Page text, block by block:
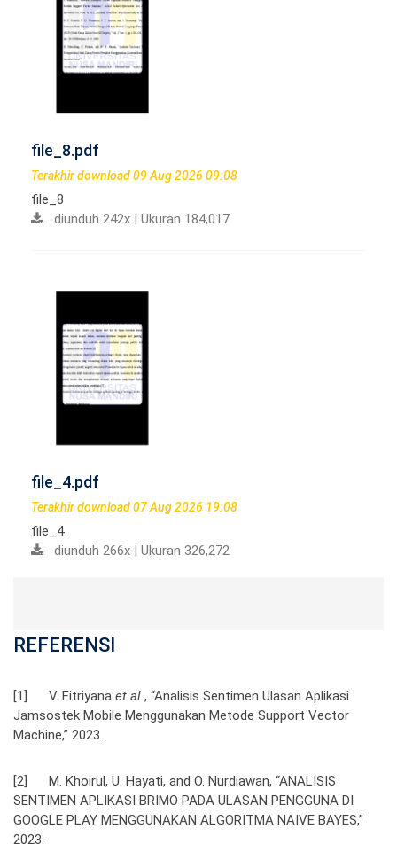
file_8.pdf
Terakhir download 09 Aug 2026 09:08
file_8
diunduh 242x | Ukuran 184,017
file_4.pdf
Terakhir download 07 Aug 2026 19:08
file_4
diunduh 266x | Ukuran 326,272
REFERENSI
[1] V. Fitriyana et al., “Analisis Sentimen Ulasan Aplikasi
Jamsostek Mobile Menggunakan Metode Support Vector
Machine,” 2023.
[2] M. Khoirul, U. Hayati, and O. Nurdiawan, “ANALISIS
SENTIMEN APLIKASI BRIMO PADA ULASAN PENGGUNA DI
GOOGLE PLAY MENGGUNAKAN ALGORITMA NAIVE BAYES,”
2023.